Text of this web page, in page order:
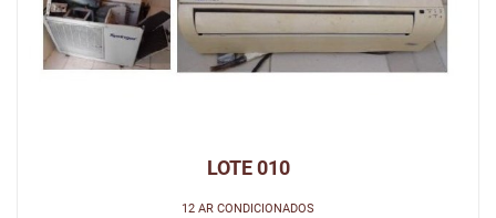
LOTE 010
12 AR CONDICIONADOS